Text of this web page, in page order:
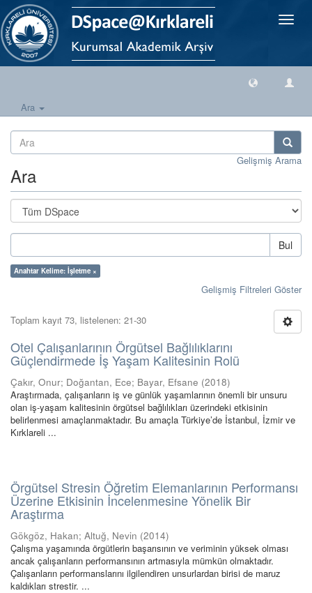
Geçiş
Ara
Gelişmiş Arama
Ara
Bul
Anahtar Kelime: İşletme ×
Gelişmiş Filtreleri Göster
Toplam kayıt 73, listelenen: 21-30
Otel Çalışanlarının Örgütsel Bağlılıklarını
Güçlendirmede İş Yaşam Kalitesinin Rolü
Çakır, Onur; Doğantan, Ece; Bayar, Efsane (2018)
Araştırmada, çalışanların iş ve günlük yaşamlarının önemli bir unsuru
olan iş-yaşam kalitesinin örgütsel bağlılıkları üzerindeki etkisinin
belirlenmesi amaçlanmaktadır. Bu amaçla Türkiye’de İstanbul, İzmir ve
Kırklareli ...
Örgütsel Stresin Öğretim Elemanlarının Performansı
Üzerine Etkisinin İncelenmesine Yönelik Bir
Araştırma
Gökgöz, Hakan; Altuğ, Nevin (2014)
Çalışma yaşamında örgütlerin başarısının ve veriminin yüksek olması
ancak çalışanların performansının artmasıyla mümkün olmaktadır.
Çalışanların performanslarını ilgilendiren unsurlardan birisi de maruz
kaldıkları strestir. ...